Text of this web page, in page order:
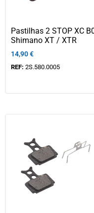
Pastilhas 2 STOP XC
Shimano XT / XTR
14,90€
REF: 2S.580.0005